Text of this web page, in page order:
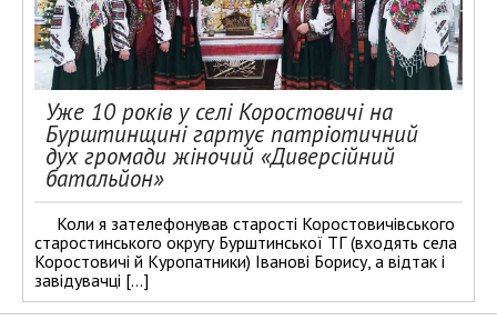
Уже 10 років у селі Коростовичі на
Бурштинщині гартує патріотичний
дух громади жіночий «Диверсійний
батальйон»
Коли я зателефонував старості Коростовичівського
старостинського округу Бурштинської ТГ (входять села
Коростовичі й Куропатники) Іванові Борису, а відтак і
завідувачці […]